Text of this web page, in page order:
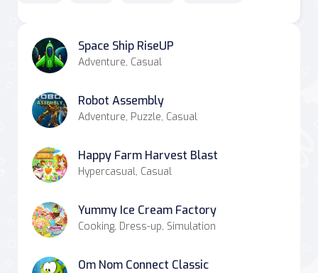
Space Ship RiseUP
Adventure, Casual
Robot Assembly
Adventure, Puzzle, Casual
Happy Farm Harvest Blast
Hypercasual, Casual
Yummy Ice Cream Factory
Cooking, Dress-up, Simulation
Om Nom Connect Classic